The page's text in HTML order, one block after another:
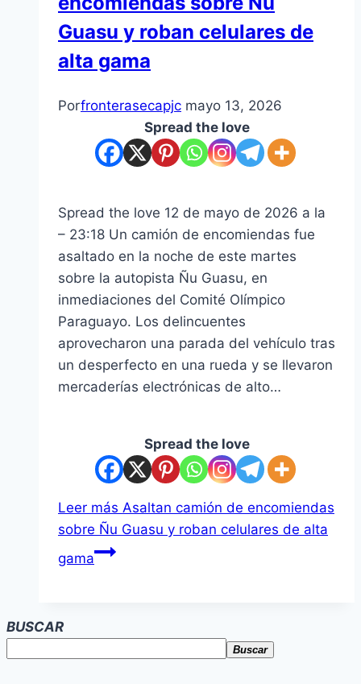
Guasu y roban celulares de
alta gama
Porfronterasecapjc mayo 13, 2026
Spread the love
Spread the love 12 de mayo de 2026 a la
– 23:18 Un camión de encomiendas fue
asaltado en la noche de este martes
sobre la autopista Ñu Guasu, en
inmediaciones del Comité Olímpico
Paraguayo. Los delincuentes
aprovecharon una parada del vehículo tras
un desperfecto en una rueda y se llevaron
mercaderías electrónicas de alto…
Spread the love
Leer más Asaltan camión de encomiendas
sobre Ñu Guasu y roban celulares de alta
gama
BUSCAR
Buscar